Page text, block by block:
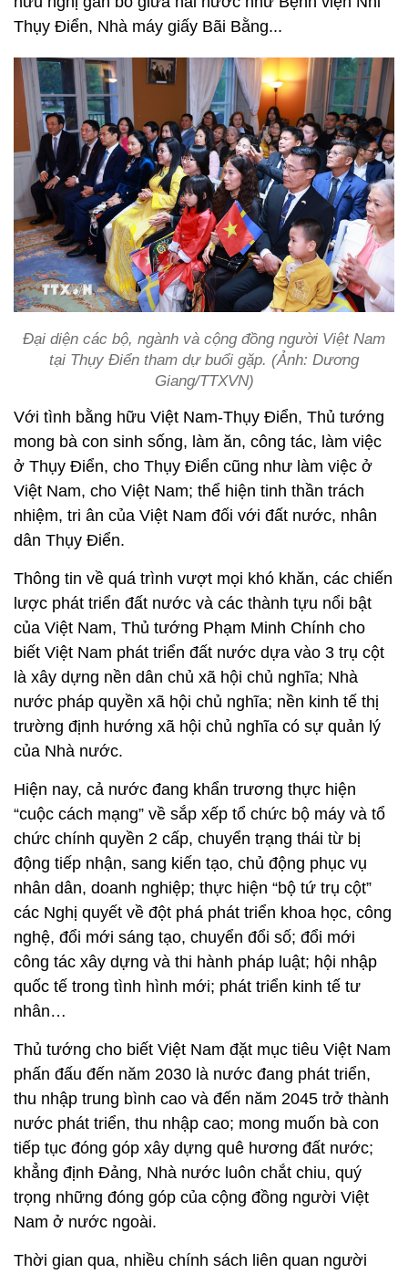
Thụy Điển, Nhà máy giấy Bãi Bằng...
Đại diện các bộ, ngành và cộng đồng người Việt Nam
tại Thụy Điển tham dự buổi gặp. (Ảnh: Dương
Giang/TTXVN)
Với tình bằng hữu Việt Nam-Thụy Điển, Thủ tướng
mong bà con sinh sống, làm ăn, công tác, làm việc
ở Thụy Điển, cho Thụy Điển cũng như làm việc ở
Việt Nam, cho Việt Nam; thể hiện tinh thần trách
nhiệm, tri ân của Việt Nam đối với đất nước, nhân
dân Thụy Điển.
Thông tin về quá trình vượt mọi khó khăn, các chiến
lược phát triển đất nước và các thành tựu nổi bật
của Việt Nam, Thủ tướng Phạm Minh Chính cho
biết Việt Nam phát triển đất nước dựa vào 3 trụ cột
là xây dựng nền dân chủ xã hội chủ nghĩa; Nhà
nước pháp quyền xã hội chủ nghĩa; nền kinh tế thị
trường định hướng xã hội chủ nghĩa có sự quản lý
của Nhà nước.
Hiện nay, cả nước đang khẩn trương thực hiện
“cuộc cách mạng” về sắp xếp tổ chức bộ máy và tổ
chức chính quyền 2 cấp, chuyển trạng thái từ bị
động tiếp nhận, sang kiến tạo, chủ động phục vụ
nhân dân, doanh nghiệp; thực hiện “bộ tứ trụ cột”
các Nghị quyết về đột phá phát triển khoa học, công
nghệ, đổi mới sáng tạo, chuyển đổi số; đổi mới
công tác xây dựng và thi hành pháp luật; hội nhập
quốc tế trong tình hình mới; phát triển kinh tế tư
nhân…
Thủ tướng cho biết Việt Nam đặt mục tiêu Việt Nam
phấn đấu đến năm 2030 là nước đang phát triển,
thu nhập trung bình cao và đến năm 2045 trở thành
nước phát triển, thu nhập cao; mong muốn bà con
tiếp tục đóng góp xây dựng quê hương đất nước;
khẳng định Đảng, Nhà nước luôn chắt chiu, quý
trọng những đóng góp của cộng đồng người Việt
Nam ở nước ngoài.
Thời gian qua, nhiều chính sách liên quan người